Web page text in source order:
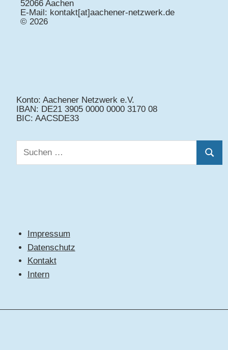
52066 Aachen
E-Mail: kontakt[at]aachener-netzwerk.de
© 2026
Konto: Aachener Netzwerk e.V.
IBAN: DE21 3905 0000 0000 3170 08
BIC: AACSDE33
Suchen
nach:
Impressum
Datenschutz
Kontakt
Intern